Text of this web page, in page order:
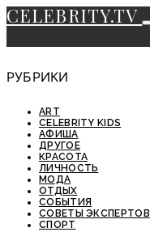
CELEBRITY.TV
РУБРИКИ
ART
CELEBRITY KIDS
АФИША
ДРУГОЕ
КРАСОТА
ЛИЧНОСТЬ
МОДА
ОТДЫХ
СОБЫТИЯ
СОВЕТЫ ЭКСПЕРТОВ
СПОРТ